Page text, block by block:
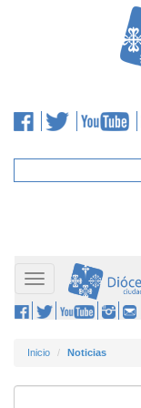
Toggle
navigation
Inicio Noticias